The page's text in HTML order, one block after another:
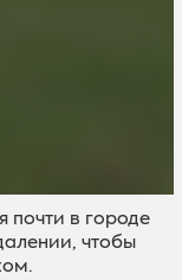
почти в городе
чтобы